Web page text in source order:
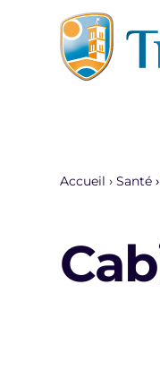
Accueil Santé